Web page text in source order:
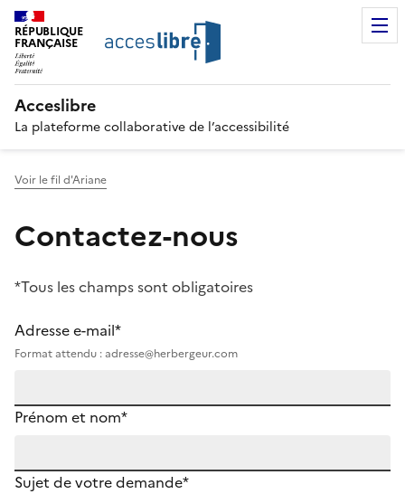
RÉPUBLIQUE
FRANÇAISE
Acceslibre
La plateforme collaborative de l’accessibilité
Voir le fil d'Ariane
Contactez-nous
*Tous les champs sont obligatoires
Adresse e-mail*
Format attendu : adresse@herbergeur.com
Prénom et nom*
Sujet de votre demande*